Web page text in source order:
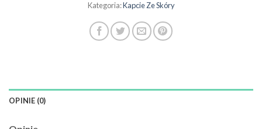
Kategoria:Kapcie Ze Skóry
OPINIE (0)